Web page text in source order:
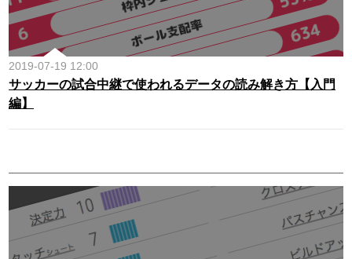
2019-07-19 12:00
サッカーの試合中継で使われるデータの読み解き方【入門
編】